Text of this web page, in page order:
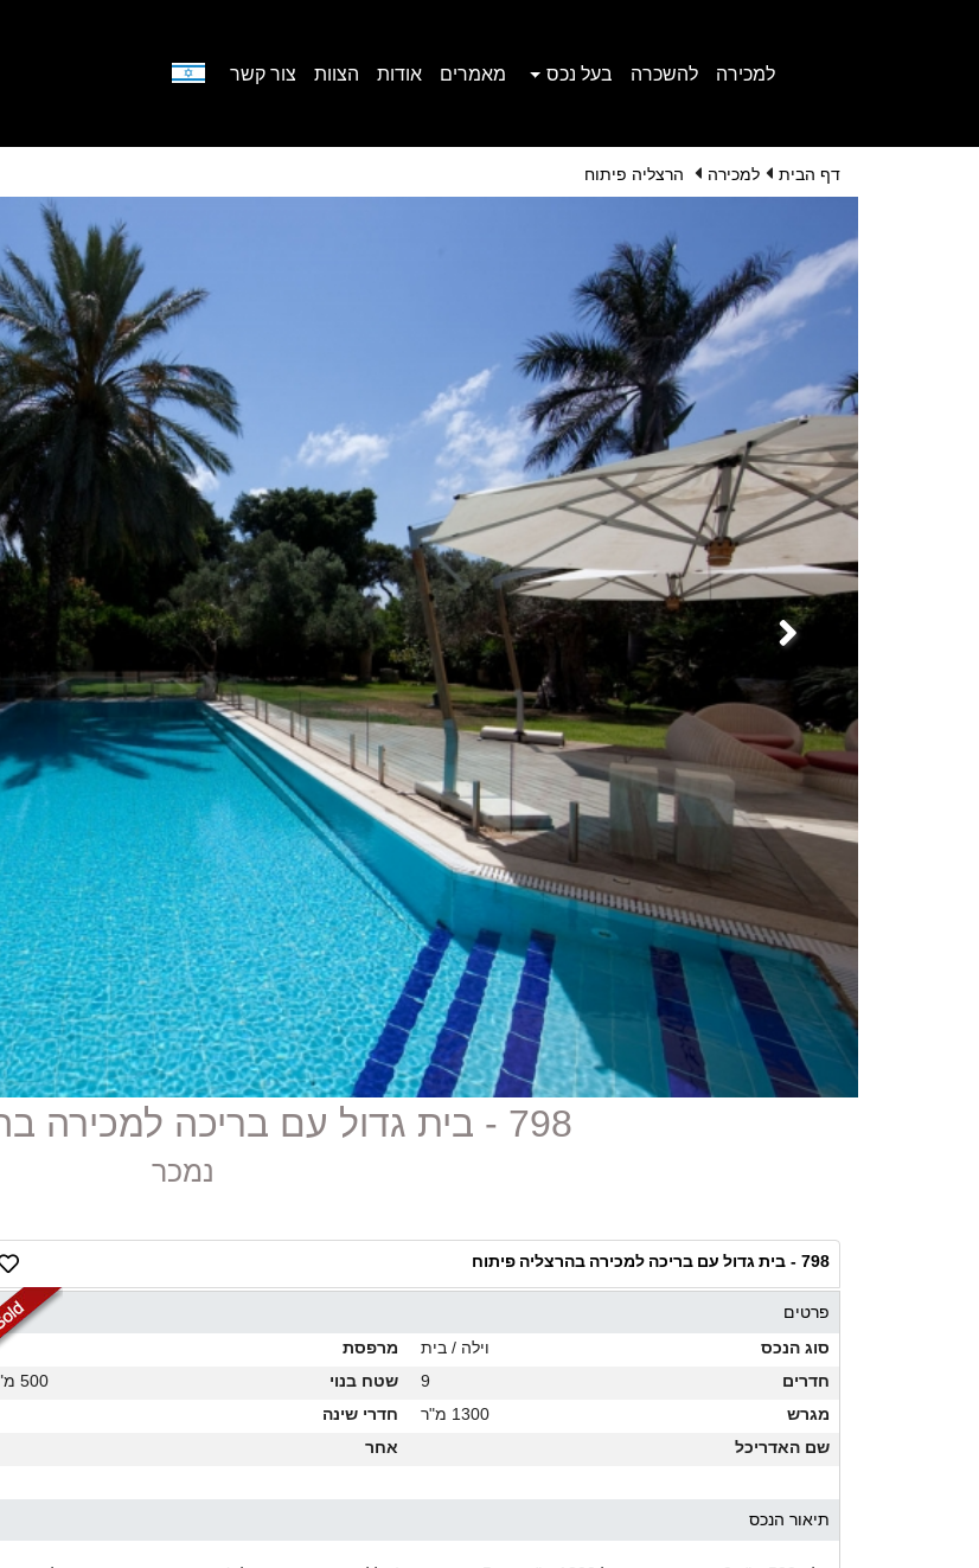
למכירה להשכרה בעל נכס מאמרים אודות הצוות צור קשר
דף הבית למכירה הרצליה פיתוח
798 - בית גדול עם בריכה למכירה בהרצליה פיתוח
נמכר
798 - בית גדול עם בריכה למכירה בהרצליה פיתוח
פרטים
סוג הנכס
וילה / בית
מרפסת
חדרים
9 שטח בנוי
500 מ"ר
מגרש
1300 מ"ר חדרי שינה
שם האדריכל
אחר
תיאור הנכס